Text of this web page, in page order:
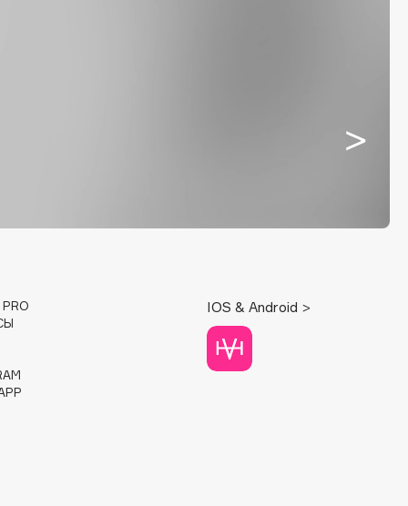
PRO
IOS & Android >